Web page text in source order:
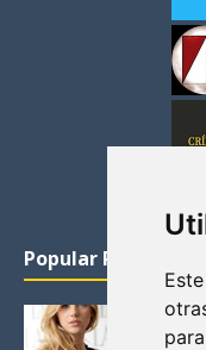
Popular Posts
VIKINGOS